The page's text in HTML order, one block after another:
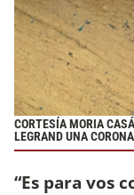
CORTESÍA MORIA
LEGRAND UNA
“Es para vos